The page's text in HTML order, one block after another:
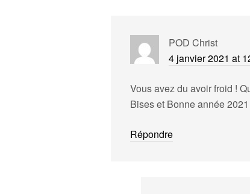
POD Christ
4 janvier 2021 at
Vous avez du avoir froid !
Bises et Bonne année
Répondre